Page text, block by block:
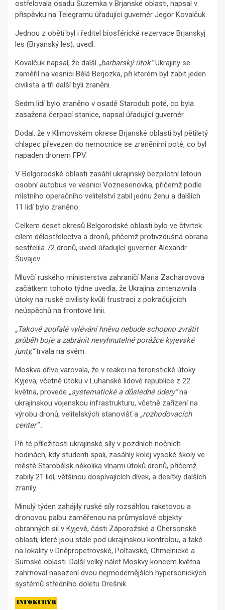
ostřelovala osadu Suzemka v Brjanské oblasti, napsal v
příspěvku na Telegramu úřadující guvernér Jegor Kovalčuk.
Jednou z obětí byl i ředitel biosférické rezervace Brjanskyj
les (Bryanský les), uvedl.
Kovalčuk napsal, že další „barbarský útok“Ukrajiny se
zaměřil na vesnici Bělá Berjozka, při kterém byl zabit jeden
civilista a tři další byli zraněni.
Sedm lidí bylo zraněno v osadě Starodub poté, co byla
zasažena čerpací stanice, napsal úřadující guvernér.
Dodal, že v Klimovském okrese Brjanské oblasti byl pětiletý
chlapec převezen do nemocnice se zraněními poté, co byl
napaden dronem FPV.
V Belgorodské oblasti zasáhl ukrajinský bezpilotní letoun
osobní autobus ve vesnici Voznesenovka, přičemž podle
místního operačního velitelství zabil jednu ženu a dalších
11 lidí bylo zraněno.
Celkem deset okresů Belgorodské oblasti bylo ve čtvrtek
cílem dělostřelectva a dronů, přičemž protivzdušná obrana
sestřelila 72 dronů, uvedl úřadující guvernér Alexandr
Šuvajev.
Mluvčí ruského ministerstva zahraničí Maria Zacharovová
začátkem tohoto týdne uvedla, že Ukrajina zintenzivnila
útoky na ruské civilisty kvůli frustraci z pokračujících
neúspěchů na frontové linii.
„Takové zoufalé vylévání hněvu nebude schopno zvrátit
průběh boje a zabránit nevyhnutelné porážce kyjevské
junty,“trvala na svém.
Moskva dříve varovala, že v reakci na teroristické útoky
Kyjeva, včetně útoku v Luhanské lidové republice z 22.
května, provede „systematické a důsledné údery“na
ukrajinskou vojenskou infrastrukturu, včetně zařízení na
výrobu dronů, velitelských stanovišť a „rozhodovacích
center“ .
Při té příležitosti ukrajinské síly v pozdních nočních
hodinách, kdy studenti spali, zasáhly kolej vysoké školy ve
městě Starobělsk několika vlnami útoků dronů, přičemž
zabily 21 lidí, většinou dospívajících dívek, a desítky dalších
zranily.
Minulý týden zahájily ruské síly rozsáhlou raketovou a
dronovou palbu zaměřenou na průmyslové objekty
obranných sil v Kyjevě, části Záporožské a Chersonské
oblasti, které jsou stále pod ukrajinskou kontrolou, a také
na lokality v Dněpropetrovské, Poltavské, Chmelnické a
Sumské oblasti. Další velký nálet Moskvy koncem května
zahrnoval nasazení dvou nejmodernějších hypersonických
systémů středního doletu Orešnik.